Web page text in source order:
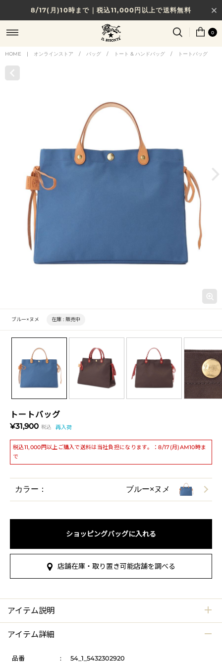
8/17(月)10時まで｜税込11,000円以上で送料無料
贈る相手やシーンから選べる、新しいギフトガイド
NEW IN｜COLOR LEATHER
0
HOME | オンラインストア / バッグ / トート & ハンドバッグ / トートバッグ
トートバッグ
¥31,900 税込 再入荷
税込11,000円以上ご購入で送料は当社負担になります。：8/17(月)AM10時ま
で
ブルー×ヌメ 在庫 : 販売中
カラー： ブルー×ヌメ
ショッピングバッグに入れる
店舗在庫・取り置き可能店舗を調べる
アイテム説明
アイテム詳細
品番 :
54_1_5432302920